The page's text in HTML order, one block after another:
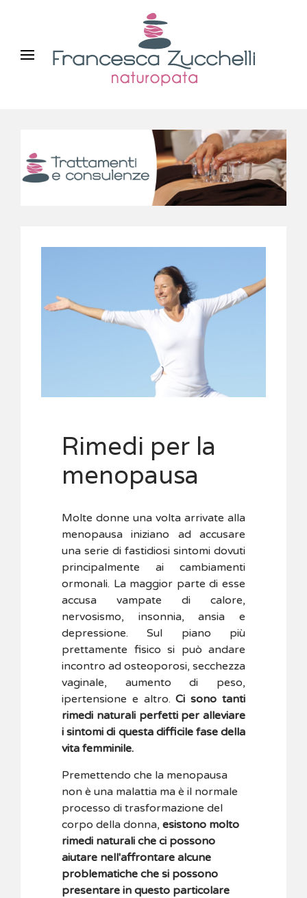
Rimedi per la
menopausa
Molte donne una volta arrivate alla
menopausa iniziano ad accusare
una serie di fastidiosi sintomi dovuti
principalmente ai cambiamenti
ormonali. La maggior parte di esse
accusa vampate di calore,
nervosismo, insonnia, ansia e
depressione. Sul piano più
prettamente fisico si può andare
incontro ad osteoporosi, secchezza
vaginale, aumento di peso,
ipertensione e altro.Ci sono tanti
rimedi naturali perfetti per alleviare
i sintomi di questa difficile fase della
vita femminile.
Premettendo che la menopausa
non è una malattia ma è il normale
processo di trasformazione del
corpo della donna, esistono molto
rimedi naturali che ci possono
aiutare nell'affrontare alcune
problematiche che si possono
presentare in questo particolare